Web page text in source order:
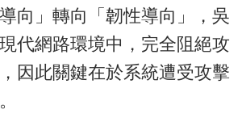
向」轉向「韌性導向」，吳
代網路環境中，完全阻絕攻
因此關鍵在於系統遭受攻擊